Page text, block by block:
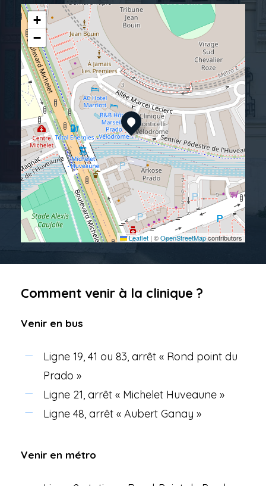
+
−
Leaflet | ©OpenStreetMapcontributors
Comment venir à la clinique ?
Venir en bus
Ligne 19, 41 ou 83, arrêt « Rond point du
Prado »
Ligne 21, arrêt « Michelet Huveaune »
Ligne 48, arrêt « Aubert Ganay »
Venir en métro